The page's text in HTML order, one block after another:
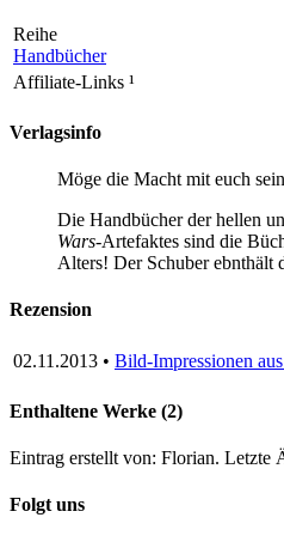
Reihe
Handbücher
Affiliate-Links ¹
Verlagsinfo
Möge die Macht mit euch
Die Handbücher der hellen
Wars-Artefaktes sind die
Alters! Der Schuber ebnthält
Rezension
02.11.2013 • Bild-Impressionen
Enthaltene Werke (2)
Eintrag erstellt von: Florian. Letzte
Folgt uns